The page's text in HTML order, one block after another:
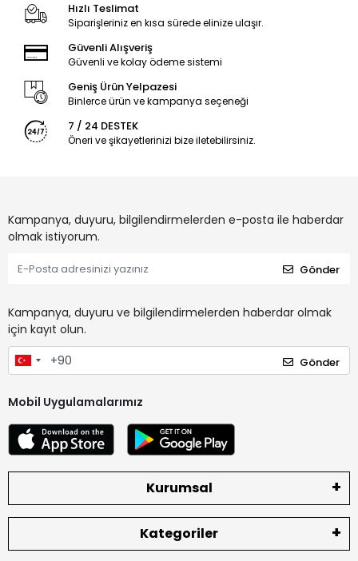
Hızlı Teslimat
Siparişleriniz en kısa sürede elinize ulaşır.
Güvenli Alışveriş
Güvenli ve kolay ödeme sistemi
Geniş Ürün Yelpazesi
Binlerce ürün ve kampanya seçeneği
7 / 24 DESTEK
Öneri ve şikayetlerinizi bize iletebilirsiniz.
Kampanya, duyuru, bilgilendirmelerden e-posta ile haberdar
olmak istiyorum.
Gönder
Kampanya, duyuru ve bilgilendirmelerden haberdar olmak
için kayıt olun.
Gönder
Mobil Uygulamalarımız
Kurumsal
Kategoriler